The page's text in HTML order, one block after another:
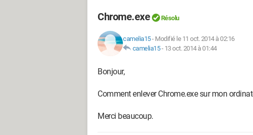
Chrome.exe Résolu
camelia15- Modifié le 11 oct. 2014 à 02:16
camelia15- 13 oct. 2014 à 01:44
Bonjour,
Comment enlever Chrome.exe sur mon
Merci beaucoup.